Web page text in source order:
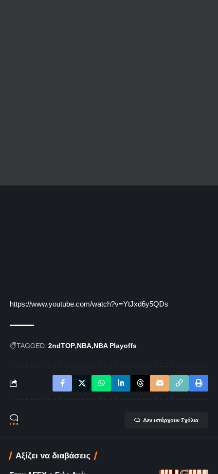
https://www.youtube.com/watch?v=YtJxd6y5QDs
TAGGED: 2ndTOP NBA NBA Playoffs
Δεν υπάρχουν Σχόλια
Αξίζει να διαβάσεις